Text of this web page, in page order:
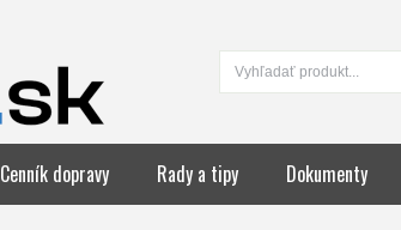
Cenník dopravy Rady a tipy Dokumenty